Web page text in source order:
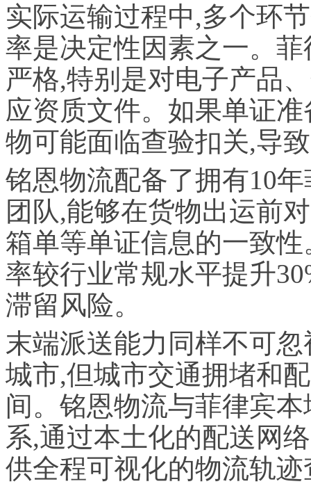
实际运输过程中,多个环
率是决定性因素之一。
严格,特别是对电子产品
应资质文件。如果单证
物可能面临查验扣关,导
铭恩物流配备了拥有10
团队,能够在货物出运前
箱单等单证信息的一致
率较行业常规水平提升
滞留风险。
末端派送能力同样不可
城市,但城市交通拥堵和
间。铭恩物流与菲律宾
系,通过本土化的配送网
供全程可视化的物流轨